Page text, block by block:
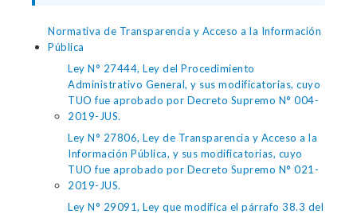
Normativa de Transparencia y Acceso a la Información
Pública
Ley N° 27444, Ley del Procedimiento
Administrativo General, y sus modificatorias, cuyo
TUO fue aprobado por Decreto Supremo N° 004-
2019-JUS.
Ley N° 27806, Ley de Transparencia y Acceso a la
Información Pública, y sus modificatorias, cuyo
TUO fue aprobado por Decreto Supremo N° 021-
2019-JUS.
Ley N° 29091, Ley que modifica el párrafo 38.3 del